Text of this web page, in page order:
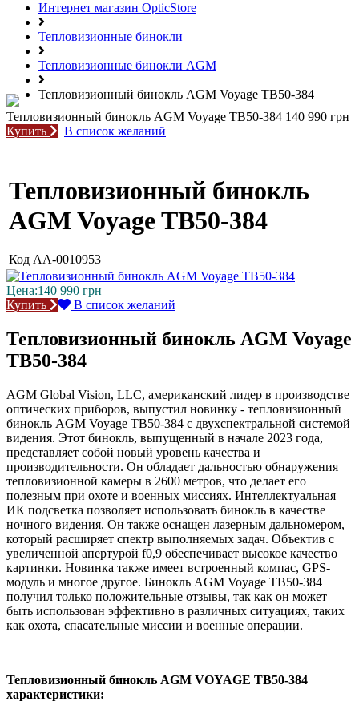
Интернет магазин OpticStore
Тепловизионные бинокли
Тепловизионные бинокли AGM
Тепловизионный бинокль AGM Voyage TB50-384
Тепловизионный бинокль AGM Voyage TB50-384 140 990 грн
Купить
В список желаний
Тепловизионный бинокль
AGM Voyage TB50-384
Код AA-0010953
Цена:140 990 грн
Купить
В список желаний
Тепловизионный бинокль AGM Voyage
TB50-384
AGM Global Vision, LLC, американский лидер в производстве
оптических приборов, выпустил новинку - тепловизионный
бинокль AGM Voyage TB50-384 с двухспектральной системой
видения. Этот бинокль, выпущенный в начале 2023 года,
представляет собой новый уровень качества и
производительности. Он обладает дальностью обнаружения
тепловизионной камеры в 2600 метров, что делает его
полезным при охоте и военных миссиях. Интеллектуальная
ИК подсветка позволяет использовать бинокль в качестве
ночного видения. Он также оснащен лазерным дальномером,
который расширяет спектр выполняемых задач. Объектив с
увеличенной апертурой f0,9 обеспечивает высокое качество
картинки. Новинка также имеет встроенный компас, GPS-
модуль и многое другое. Бинокль AGM Voyage TB50-384
получил только положительные отзывы, так как он может
быть использован эффективно в различных ситуациях, таких
как охота, спасательные миссии и военные операции.
Тепловизионный бинокль AGM VOYAGE TB50-384
характеристики: